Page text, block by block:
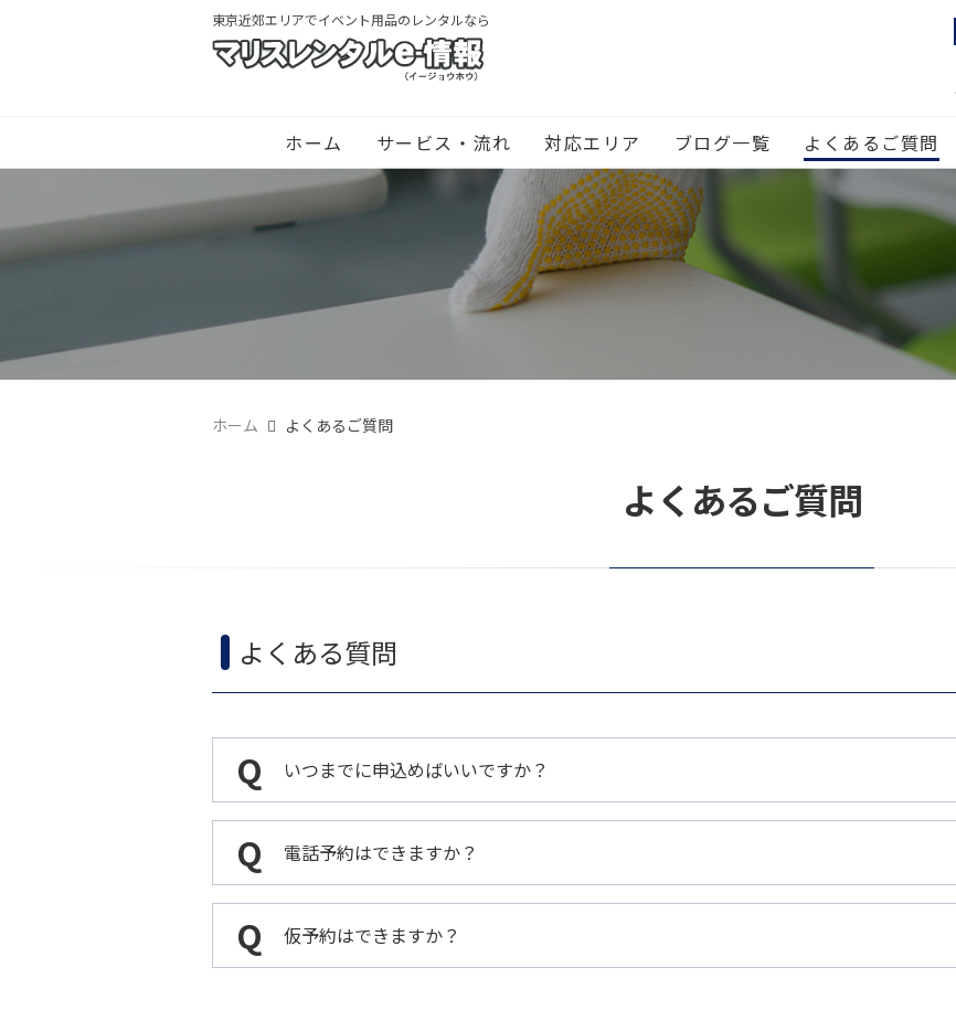
東京近郊エリアでイベント用品のレンタルなら
ホーム サービス・流れ 対応エリア ブログ一覧 よくあるご質問
ホーム よくあるご質問
よくあるご質問
よくある質問
いつまでに申込めばいいですか？
電話予約はできますか？
仮予約はできますか？